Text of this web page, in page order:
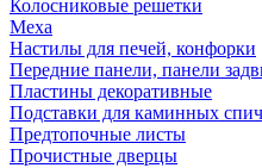
Колосниковые решетки
Меха
Настилы для печей, конфорки
Передние панели, панели
Пластины декоративные
Подставки для каминных
Предтопочные листы
Прочистные дверцы